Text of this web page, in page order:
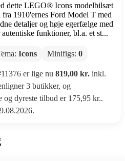
dette LEGO® Icons modelbilsæt
1910'ernes Ford Model T med
detaljer og høje egerfælge med
funktioner, bl.a. et st...
Icons Minifigs: 0
er lige nu 819,00 kr. inkl.
3 butikker, og
dyreste tilbud er 175,95 kr..